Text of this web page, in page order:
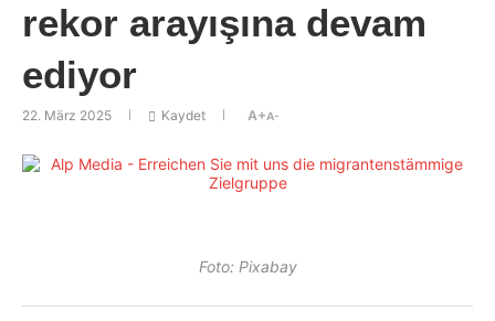
rekor arayışına devam
ediyor
22. März 2025 Kaydet A+A-
Foto: Pixabay